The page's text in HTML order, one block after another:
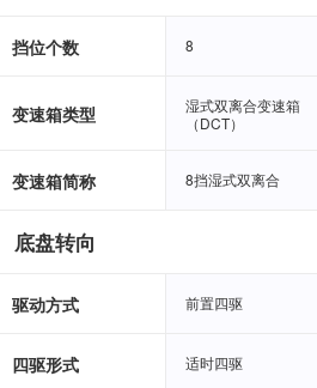
挡位个数 8
变速箱类型
湿式双离合变速箱
（DCT）
变速箱简称 8挡湿式双离合
底盘转向
驱动方式 前置四驱
四驱形式 适时四驱
8
湿式双离合变速箱
（DCT）
8挡湿式双离合
前置四驱
适时四驱